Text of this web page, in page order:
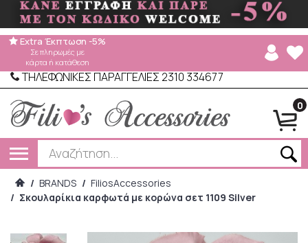
ΤΗΛΕΦΩΝΙΚΕΣ ΠΑΡΑΓΓΕΛΙΕΣ 2310 334677
0
Extra Έκπτωση -5%
Σε πληρωμές με
κάρτα ή κατάθεση
/ BRANDS / FiliosAccessories
/ Σκουλαρίκια καρφωτά με κορώνα σετ 1109 Silver